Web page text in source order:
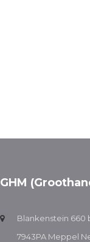
GHM
Blankenstein 660
7943PA Meppel